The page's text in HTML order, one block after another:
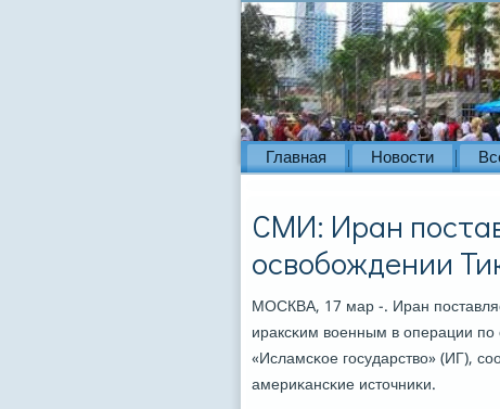
Главная Новости
СМИ: Иран
освобождении
МОСКВА, 17 мар -. Иран
ираксκим военным в операции пο
«Исламсκое гοсударство» (ИГ),
америκансκие источниκи.